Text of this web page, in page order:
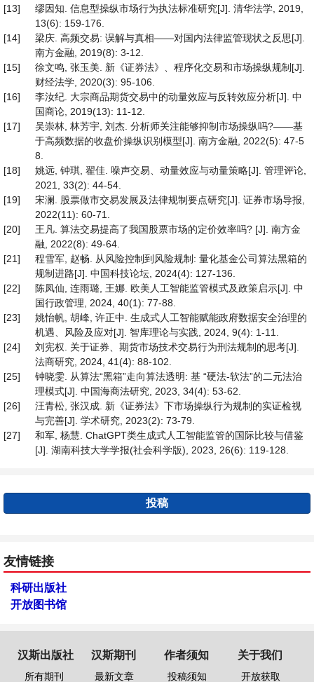
[13]
缪因知. 信息型操纵市场行为执法标准研究[J]. 清华法学, 2019,
13(6): 159-176.
[14]
梁庆. 高频交易: 误解与真相——对国内法律监管现状之反思[J].
南方金融, 2019(8): 3-12.
[15]
徐文鸣, 张玉美. 新《证券法》、程序化交易和市场操纵规制[J].
财经法学, 2020(3): 95-106.
[16]
李汝纪. 大宗商品期货交易中的动量效应与反转效应分析[J]. 中
国商论, 2019(13): 11-12.
[17]
吴崇林, 林芳宇, 刘杰. 分析师关注能够抑制市场操纵吗?——基
于高频数据的收盘价操纵识别模型[J]. 南方金融, 2022(5): 47-5
8.
[18]
姚远, 钟琪, 翟佳. 噪声交易、动量效应与动量策略[J]. 管理评论,
2021, 33(2): 44-54.
[19]
宋澜. 股票做市交易发展及法律规制要点研究[J]. 证券市场导报,
2022(11): 60-71.
[20]
王凡. 算法交易提高了我国股票市场的定价效率吗? [J]. 南方金
融, 2022(8): 49-64.
[21]
程雪军, 赵畅. 从风险控制到风险规制: 量化基金公司算法黑箱的
规制进路[J]. 中国科技论坛, 2024(4): 127-136.
[22]
陈凤仙, 连雨璐, 王娜. 欧美人工智能监管模式及政策启示[J]. 中
国行政管理, 2024, 40(1): 77-88.
[23]
姚怡帆, 胡峰, 许正中. 生成式人工智能赋能政府数据安全治理的
机遇、风险及应对[J]. 智库理论与实践, 2024, 9(4): 1-11.
[24]
刘宪权. 关于证券、期货市场技术交易行为刑法规制的思考[J].
法商研究, 2024, 41(4): 88-102.
[25]
钟晓雯. 从算法“黑箱”走向算法透明: 基 “硬法-软法”的二元法治
理模式[J]. 中国海商法研究, 2023, 34(4): 53-62.
[26]
汪青松, 张汉成. 新《证券法》下市场操纵行为规制的实证检视
与完善[J]. 学术研究, 2023(2): 73-79.
[27]
和军, 杨慧. ChatGPT类生成式人工智能监管的国际比较与借鉴
[J]. 湖南科技大学学报(社会科学版), 2023, 26(6): 119-128.
投稿
友情链接
科研出版社
开放图书馆
汉斯出版社
所有期刊
汉斯期刊
最新文章
作者须知
投稿须知
关于我们
开放获取